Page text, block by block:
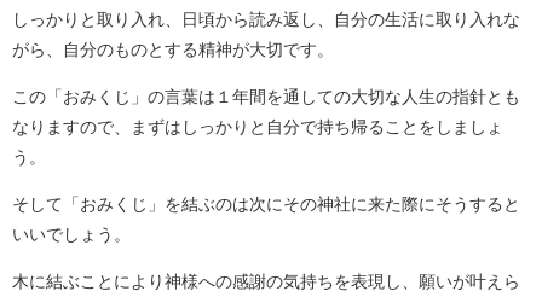
しっかりと取り入れ、日頃から読み返し、自分の生活に取り入れな
がら、自分のものとする精神が大切です。
この「おみくじ」の言葉は１年間を通しての大切な人生の指針とも
なりますので、まずはしっかりと自分で持ち帰ることをしましょ
う。
そして「おみくじ」を結ぶのは次にその神社に来た際にそうすると
いいでしょう。
木に結ぶことにより神様への感謝の気持ちを表現し、願いが叶えら